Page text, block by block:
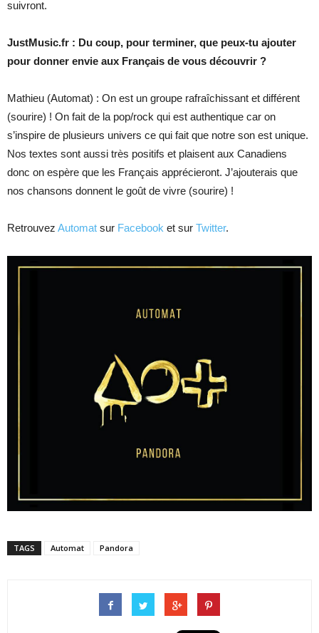
suivront.
JustMusic.fr : Du coup, pour terminer, que peux-tu ajouter
pour donner envie aux Français de vous découvrir ?
Mathieu (Automat) : On est un groupe rafraîchissant et différent
(sourire) ! On fait de la pop/rock qui est authentique car on
s’inspire de plusieurs univers ce qui fait que notre son est unique.
Nos textes sont aussi très positifs et plaisent aux Canadiens
donc on espère que les Français apprécieront. J’ajouterais que
nos chansons donnent le goût de vivre (sourire) !
Retrouvez Automat sur Facebook et sur Twitter.
TAGS Automat Pandora